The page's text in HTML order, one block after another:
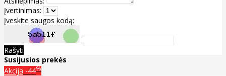
Įvertinimas:
Įveskite saugos kodą:
Rašyti
Susijusios prekės
Akcija -44%